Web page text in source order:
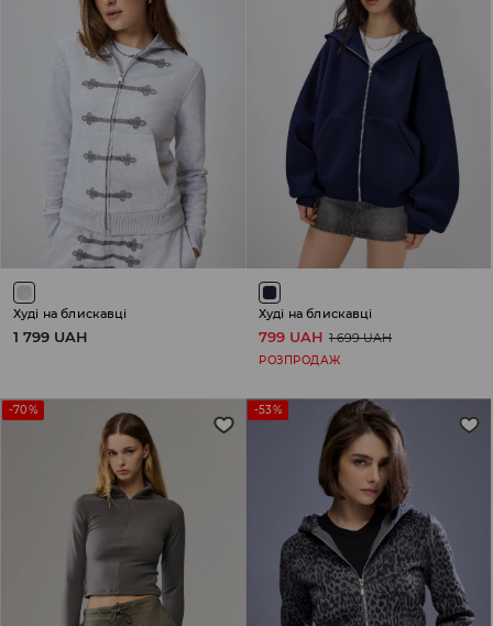
Худі на блискавці
1 799 UAH
Худі на блискавці
799 UAH 1 699 UAH
РОЗПРОДАЖ
-70% -53%